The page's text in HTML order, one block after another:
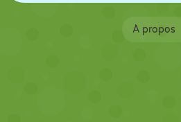
À propos